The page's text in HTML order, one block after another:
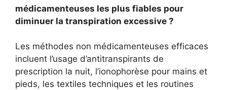
médicamenteuses les plus fiables pour
diminuer la transpiration excessive ?
Les méthodes non médicamenteuses efficaces
incluent l’usage d’antitranspirants de
prescription la nuit, l’ionophorèse pour mains et
pieds, les textiles techniques et les routines